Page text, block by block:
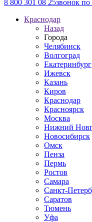
8 800 301 08 25звонок
Краснодар
Назад
Города
Челябинск
Волгоград
Екатеринбург
Ижевск
Казань
Киров
Краснодар
Красноярск
Москва
Нижний
Новосибирск
Омск
Пенза
Пермь
Ростов
Самара
Санкт-
Саратов
Тюмень
Уфа